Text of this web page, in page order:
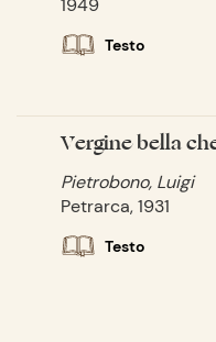
Testo
Vergine bella
Pietrobono, Luigi
Petrarca, 1931
Testo